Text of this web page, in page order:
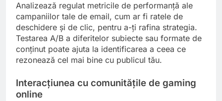
Analizează regulat metricile de performanță ale
campaniilor tale de email, cum ar fi ratele de
deschidere și de clic, pentru a-ți rafina strategia.
Testarea A/B a diferitelor subiecte sau formate de
conținut poate ajuta la identificarea a ceea ce
rezonează cel mai bine cu publicul tău.
Interacțiunea cu comunitățile de gaming
online